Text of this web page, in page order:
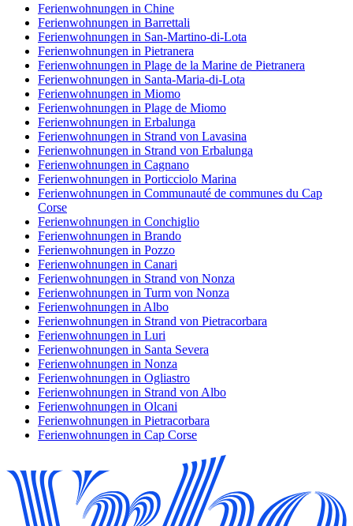
Ferienwohnungen in Chine
Ferienwohnungen in Barrettali
Ferienwohnungen in San-Martino-di-Lota
Ferienwohnungen in Pietranera
Ferienwohnungen in Plage de la Marine de Pietranera
Ferienwohnungen in Santa-Maria-di-Lota
Ferienwohnungen in Miomo
Ferienwohnungen in Plage de Miomo
Ferienwohnungen in Erbalunga
Ferienwohnungen in Strand von Lavasina
Ferienwohnungen in Strand von Erbalunga
Ferienwohnungen in Cagnano
Ferienwohnungen in Porticciolo Marina
Ferienwohnungen in Communauté de communes du Cap
Corse
Ferienwohnungen in Conchiglio
Ferienwohnungen in Brando
Ferienwohnungen in Pozzo
Ferienwohnungen in Canari
Ferienwohnungen in Strand von Nonza
Ferienwohnungen in Turm von Nonza
Ferienwohnungen in Albo
Ferienwohnungen in Strand von Pietracorbara
Ferienwohnungen in Luri
Ferienwohnungen in Santa Severa
Ferienwohnungen in Nonza
Ferienwohnungen in Ogliastro
Ferienwohnungen in Strand von Albo
Ferienwohnungen in Olcani
Ferienwohnungen in Pietracorbara
Ferienwohnungen in Cap Corse